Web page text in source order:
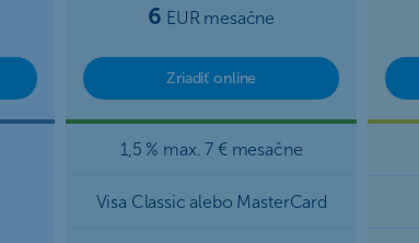
6 EUR mesačne
Zriadiť online
1,5 % max. 7 € mesačne
Visa Classic alebo MasterCard